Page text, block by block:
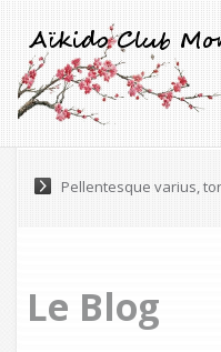
Pellentesque varius,
Le Blog